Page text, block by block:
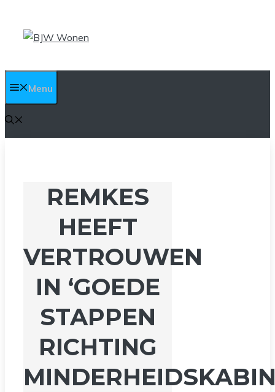
naar
Menu
REMKES
HEEFT
VERTROUWEN
IN ‘GOEDE
STAPPEN
RICHTING